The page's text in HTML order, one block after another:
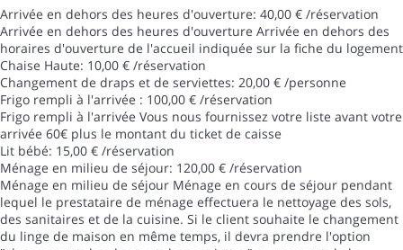
Arrivée en dehors des heures d'ouverture: 40,00 € /réservation
Arrivée en dehors des heures d'ouverture Arrivée en dehors des
horaires d'ouverture de l'accueil indiquée sur la fiche du logement
Chaise Haute: 10,00 € /réservation
Changement de draps et de serviettes: 20,00 € /personne
Frigo rempli à l'arrivée : 100,00 € /réservation
Frigo rempli à l'arrivée Vous nous fournissez votre liste avant votre
arrivée 60€ plus le montant du ticket de caisse
Lit bébé: 15,00 € /réservation
Ménage en milieu de séjour: 120,00 € /réservation
Ménage en milieu de séjour Ménage en cours de séjour pendant
lequel le prestataire de ménage effectuera le nettoyage des sols,
des sanitaires et de la cuisine. Si le client souhaite le changement
du linge de maison en même temps, il devra prendre l'option